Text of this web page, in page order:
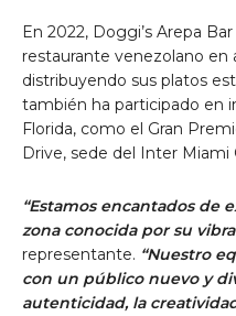
En 2022, Doggi’s Arepa
restaurante venezolano en
distribuyendo sus platos
también ha participado en
Florida, como el Gran
Drive, sede del Inter Miami
“Estamos encantados de
zona conocida por su
representante. “Nuestro
con un público nuevo y
autenticidad, la